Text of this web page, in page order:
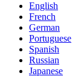
English
French
German
Portuguese
Spanish
Russian
Japanese